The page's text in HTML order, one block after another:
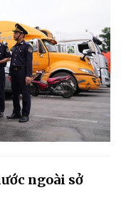
ngoài sở